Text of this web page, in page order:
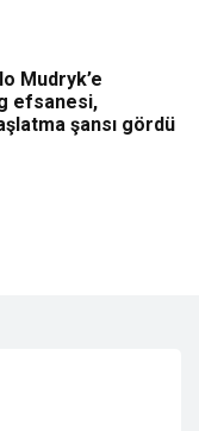
Mudryk’e
efsanesi,
şansı gördü